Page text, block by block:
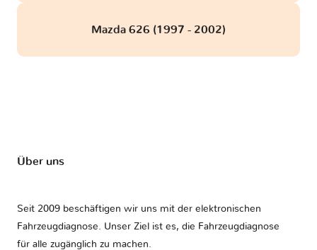
Mazda 626 (1997 - 2002)
Über uns
Seit 2009 beschäftigen wir uns mit der elektronischen
Fahrzeugdiagnose. Unser Ziel ist es, die Fahrzeugdiagnose
für alle zugänglich zu machen.